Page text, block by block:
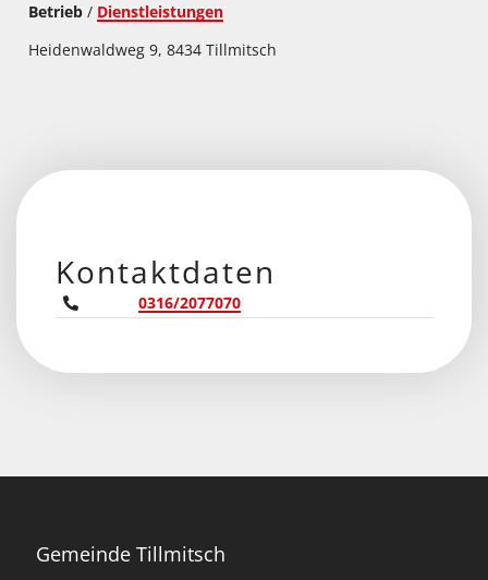
Betrieb/ Dienstleistungen
Heidenwaldweg 9, 8434 Tillmitsch
Kontaktdaten
0316/2077070
Gemeinde Tillmitsch